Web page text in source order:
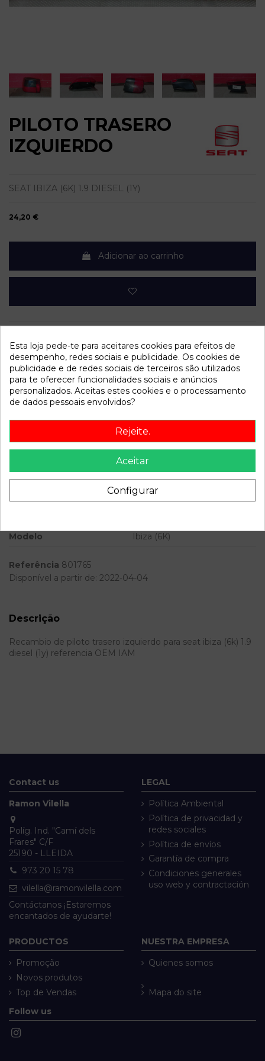
PILOTO TRASERO
IZQUIERDO
SEAT IBIZA (6K) 1.9 DIESEL (1Y)
24,20 €
Adicionar ao carrinho
Dados do produto
Año fabricación
1999
VSSZZZ6KZXR110339
Azul
1.9 Diesel (1Y)
Modelo
Ibiza (6K)
Referência 801765
Disponível a partir de: 2022-04-04
Descrição
Recambio de piloto trasero izquierdo para seat ibiza (6k) 1.9
diesel (1y) referencia OEM IAM
Contact us
Ramon Vilella
Políg. Ind. "Camí dels
Frares" C/F
25190 - LLEIDA
973 20 15 78
vilella@ramonvilella.com
Contáctanos ¡Estaremos
encantados de ayudarte!
LEGAL
Política Ambiental
Política de privacidad y
redes sociales
Política de envíos
Garantía de compra
Condiciones generales
uso web y contractación
PRODUCTOS
Promoção
Novos produtos
Top de Vendas
NUESTRA EMPRESA
Quienes somos
Mapa do site
Follow us
Esta loja pede-te para aceitares cookies para efeitos de
desempenho, redes sociais e publicidade. Os cookies de
publicidade e de redes sociais de terceiros são utilizados
para te oferecer funcionalidades sociais e anúncios
personalizados. Aceitas estes cookies e o processamento
de dados pessoais envolvidos?
Rejeite.
Aceitar
Configurar